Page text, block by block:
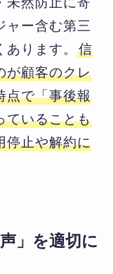
ャー含む第三
ります。 信
が顧客のクレ
点で「事後報
ていることも
停止や解約に
」を適切に